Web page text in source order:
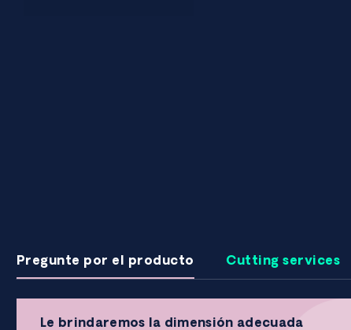
Pregunte por el producto Cutting services
Le brindaremos la dimensión adecuada